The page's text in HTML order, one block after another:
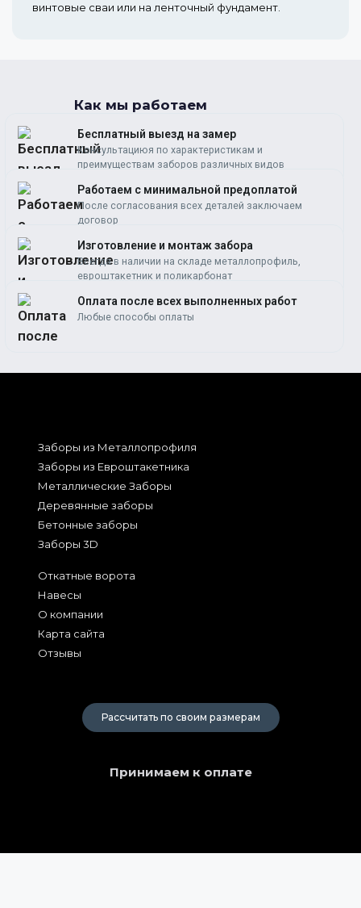
винтовые сваи или на ленточный фундамент.
Как мы работаем
Бесплатный выезд на замер
Консультациюя по характеристикам и
преимуществам заборов различных видов
Работаем c минимальной предоплатой
После согласования всех деталей заключаем
договор
Изготовление и монтаж забора
Всегда в наличии на складе металлопрофиль,
евроштакетник и поликарбонат
Оплата после всех выполненных работ
Любые способы оплаты
Заборы из Металлопрофиля
Заборы из Евроштакетника
Металлические Заборы
Деревянные заборы
Бетонные заборы
Заборы 3D
Откатные ворота
Навесы
О компании
Карта сайта
Отзывы
Рассчитать по своим размерам
Принимаем к оплате